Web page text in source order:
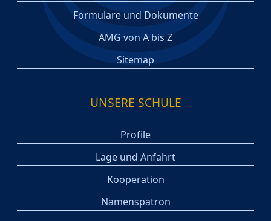
Formulare und Dokumente
AMG von A bis Z
Sitemap
UNSERE SCHULE
Profile
Lage und Anfahrt
Kooperation
Namenspatron